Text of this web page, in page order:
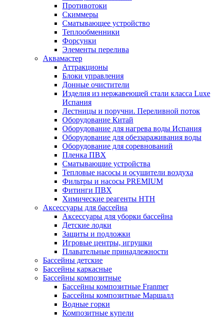
Противотоки
Скиммеры
Сматывающее устройство
Теплообменники
Форсунки
Элементы перелива
Аквамастер
Аттракционы
Блоки управления
Донные очистители
Изделия из нержавеющей стали класса Luxe
Испания
Лестницы и поручни. Переливной поток
Оборудование Китай
Оборудование для нагрева воды Испания
Оборудование для обеззараживания воды
Оборудование для соревнований
Пленка ПВХ
Сматывающие устройства
Тепловые насосы и осушители воздуха
Фильтры и насосы PREMIUM
Фитинги ПВХ
Химические реагенты HTH
Аксессуары для бассейна
Аксессуары для уборки бассейна
Детские лодки
Защиты и подложки
Игровые центры, игрушки
Плавательные принадлежности
Бассейны детские
Бассейны каркасные
Бассейны композитные
Бассейны композитные Franmer
Бассейны композитные Маршалл
Водные горки
Композитные купели